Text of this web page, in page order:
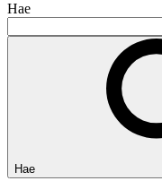
Hae
Hae